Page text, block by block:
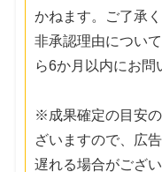
かねます。ご了承く
非承認理由につい
ら6か月以内にお問
※成果確定の目安
ざいますので、広
遅れる場合がござい